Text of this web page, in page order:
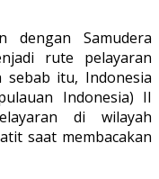
dengan Samudera
rute pelayaran
sebab itu, Indonesia
Indonesia) II
di wilayah
saat membacakan